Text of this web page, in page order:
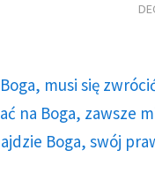
musi się
na Boga, zawsze
Boga, swój